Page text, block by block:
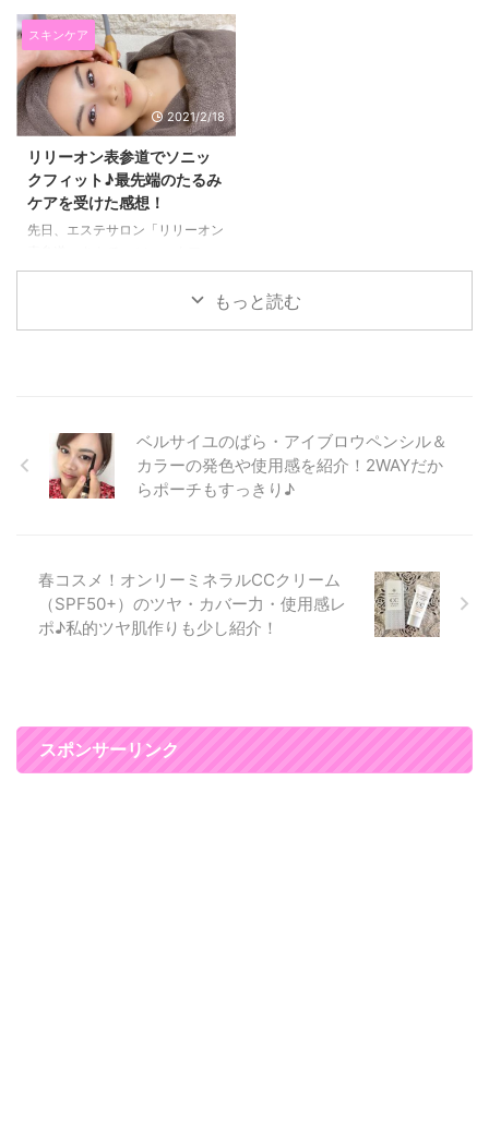
れが、 iGS4000サプリとiGSダ
ブルセラム、iGS4000ジェルで
す。 私は、肌荒れをしている期
間がとても長くて、 今までいろ
いろなスキンケアを試してきまし
た。 一見いいな！と思っても、
長く使うとまた実感できなくなっ
たりするものも多く なかなか心
から気に入るものに出会えません
でした。 ↓これがあれこれ使っ
てもなかなか肌がよくならなかっ
り、 他にもいろいろ体の内側か
ら変えたことはありましたが、
使えないなっていうレベルのもの
だったんですけど、 これは、見
スキンケア
2021/2/18
リリーオン表参道でソニッ
クフィット♪最先端のたるみ
ケアを受けた感想！
先日、エステサロン「リリーオン
ットの施術を受けてきました！
最近気になっているのが、たるみ
リフトアップだけではなく、シワ
や美肌ケアができる施術です。
お化粧スペースが白を基調とした
オン表参道でソニック ...
もっと読む
ベルサイユのばら・アイブロウペンシル＆
カラーの発色や使用感を紹介！2WAYだか
らポーチもすっきり♪
春コスメ！オンリーミネラルCCクリーム
（SPF50+）のツヤ・カバー力・使用感レ
ポ♪私的ツヤ肌作りも少し紹介！
スポンサーリンク